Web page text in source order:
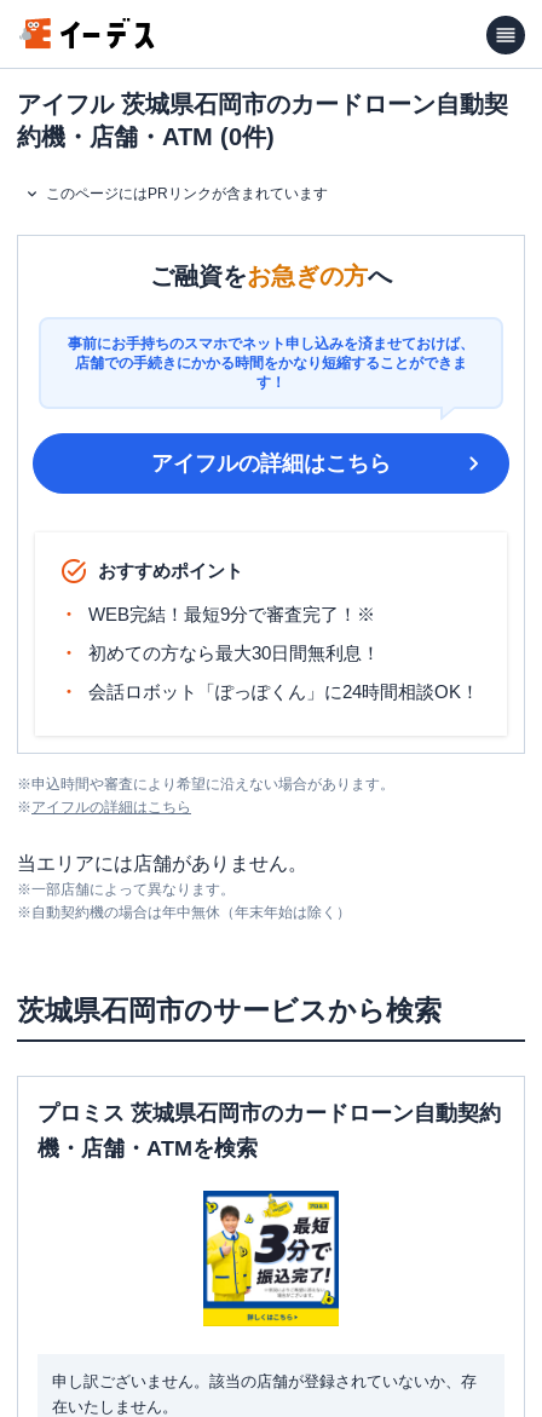
アイフル 茨城県石岡市のカードローン自動契
約機・店舗・ATM (0件)
このページにはPRリンクが含まれています
ご融資をお急ぎの方へ
事前にお手持ちのスマホでネット申し込みを済ませておけば、
店舗での手続きにかかる時間をかなり短縮することができま
す！
アイフルの詳細はこちら
おすすめポイント
WEB完結！最短9分で審査完了！※
初めての方なら最大30日間無利息！
会話ロボット「ぽっぽくん」に24時間相談OK！
※申込時間や審査により希望に沿えない場合があります。
※アイフルの詳細はこちら
当エリアには店舗がありません。
※一部店舗によって異なります。
※自動契約機の場合は年中無休（年末年始は除く）
茨城県石岡市のサービスから検索
プロミス 茨城県石岡市のカードローン自動契約
機・店舗・ATMを検索
申し訳ございません。該当の店舗が登録されていないか、存
在いたしません。